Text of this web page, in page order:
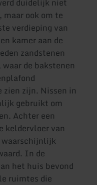
ook om te
verdieping van
kamer aan de
zandstenen
de bakstenen
zien zijn. Nissen in
gebruikt om
Achter een
keldervloer van
waarschijnlijk
In de
het huis bevond
ruimtes die